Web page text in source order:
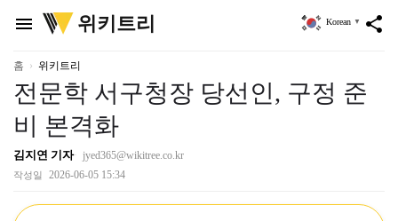
menu
위
키
리
위키트리 share
Korean ▼
홈 위키트리
전문학 서구청장 당선인, 구정 준
비 본격화
김지연 기자 jyed365@wikitree.co.kr
작성일 2026-06-05 15:34